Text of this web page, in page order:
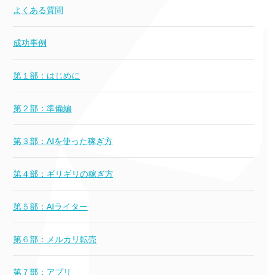
よくある質問
成功事例
第１部：はじめに
第２部：準備編
第３部：AIを使った稼ぎ方
第４部：ギリギリの稼ぎ方
第５部：AIライター
第６部：メルカリ転売
第７部：アプリ